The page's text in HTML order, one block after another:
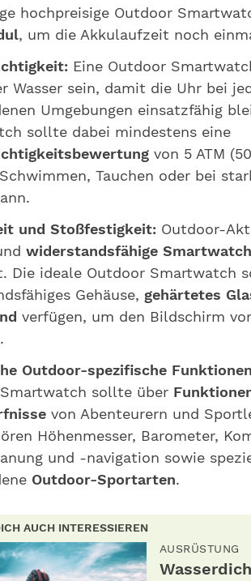
hochpreisige Outdoor
, um die Akkulaufzeit noch
Eine Outdoor
Wasser sein, damit die Uhr bei
Umgebungen einsatzfähig
sollte dabei mindestens eine
von 5 ATM
Tauchen oder bei
und Stoßfestigkeit: Outdoor-
widerstandsfähige Smartwatch
Die ideale Outdoor Smartwatch
Gehäuse, gehärtetes
verfügen, um den Bildschirm
Outdoor-spezifische
sollte über
von Abenteurern und
Höhenmesser, Barometer,
und -navigation sowie
Outdoor-Sportarten.
AUCH INTERESSIEREN
AUSRÜSTUNG